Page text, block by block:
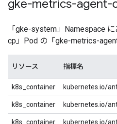
gke-metrics-agent-
「gke-system」Namespace
cp」Pod の「gke-metrics-
リソース 指標名
k8s_container kubernetes.io/
k8s_container kubernetes.io/
k8s_container kubernetes.io/